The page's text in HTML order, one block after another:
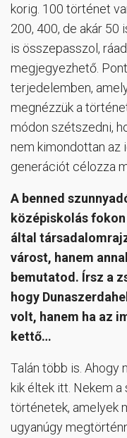
korig. 100 történet
200, 400, de akár 50
is összepasszol,
megjegyezhető.
terjedelemben,
megnézzük a
módon szétszedni,
nem kimondottan az
generációt célozza
A benned
középiskolás
által
várost, hanem
bemutatod. Írsz a
hogy
volt, hanem ha az
kettő…
Talán több is. Ahogy
kik éltek itt. Nekem a
történetek, amelyek
ugyanúgy